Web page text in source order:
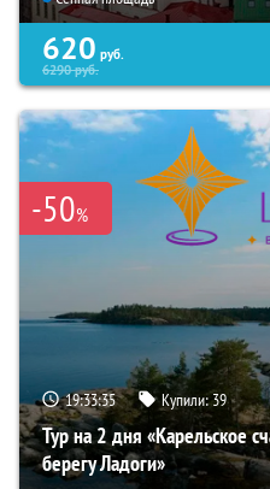
620 руб.
6290руб.
-50%
19:33:34 Купили:39
Тур на 2 дня «Карельское
берегу Ладоги»